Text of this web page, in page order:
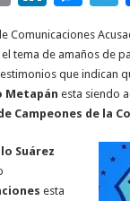
ai
l
n
k
e
dI
se
n
g
er
Comunicaciones
el tema de amaños de
que indican
Metapán esta siendo
Campeones de la
Suárez
esta